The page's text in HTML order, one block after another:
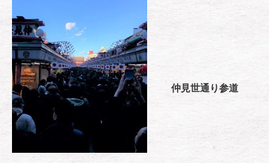
仲見世通り参道